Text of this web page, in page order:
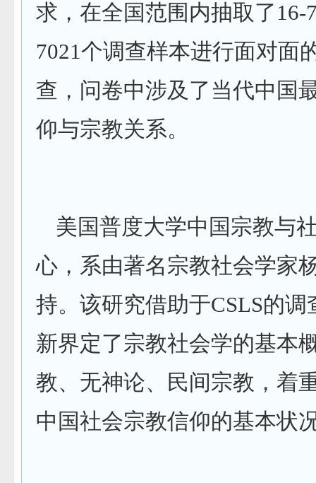
求，在全国范围内抽取了16-
7021个调查样本进行面对面
查，问卷中涉及了当代中国
仰与宗教关系。
美国普度大学中国宗教与
心，系由著名宗教社会学家
持。该研究借助于CSLS的调
新界定了宗教社会学的基本
教、无神论、民间宗教，着
中国社会宗教信仰的基本状